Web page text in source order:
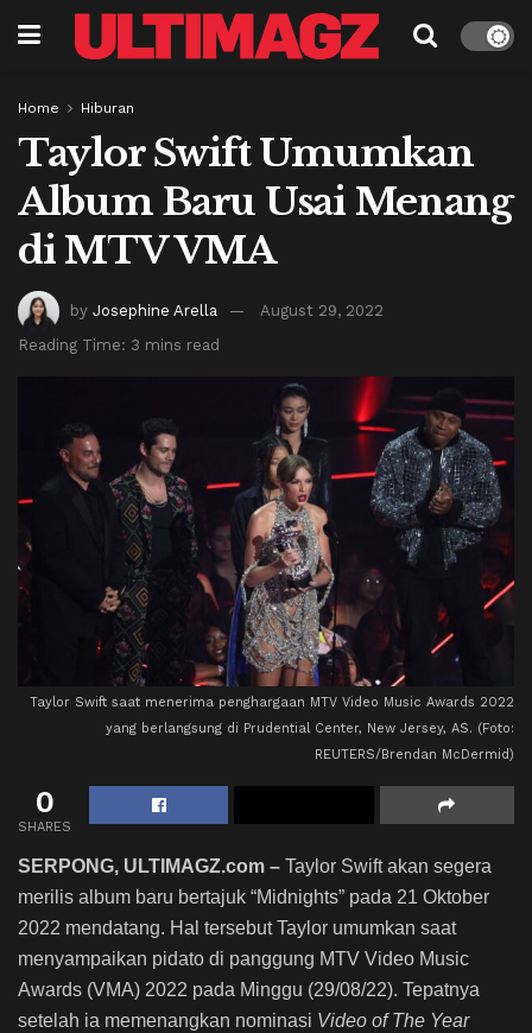
Home Hiburan
Taylor Swift Umumkan
Album Baru Usai Menang
di MTV VMA
by Josephine Arella
August 29, 2022
Reading Time: 3 mins read
Taylor Swift saat menerima penghargaan MTV Video Music Awards 2022
yang berlangsung di Prudential Center, New Jersey, AS. (Foto:
REUTERS/Brendan McDermid)
0
SHARES
SERPONG, ULTIMAGZ.com – Taylor Swift akan segera
merilis album baru bertajuk “Midnights” pada 21 Oktober
2022 mendatang. Hal tersebut Taylor umumkan saat
menyampaikan pidato di panggung MTV Video Music
Awards (VMA) 2022 pada Minggu (29/08/22). Tepatnya
setelah ia memenangkan nominasi Video of The Year